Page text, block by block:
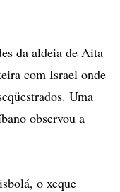
da aldeia de Aita
com Israel onde
Uma
observou a
o xeque